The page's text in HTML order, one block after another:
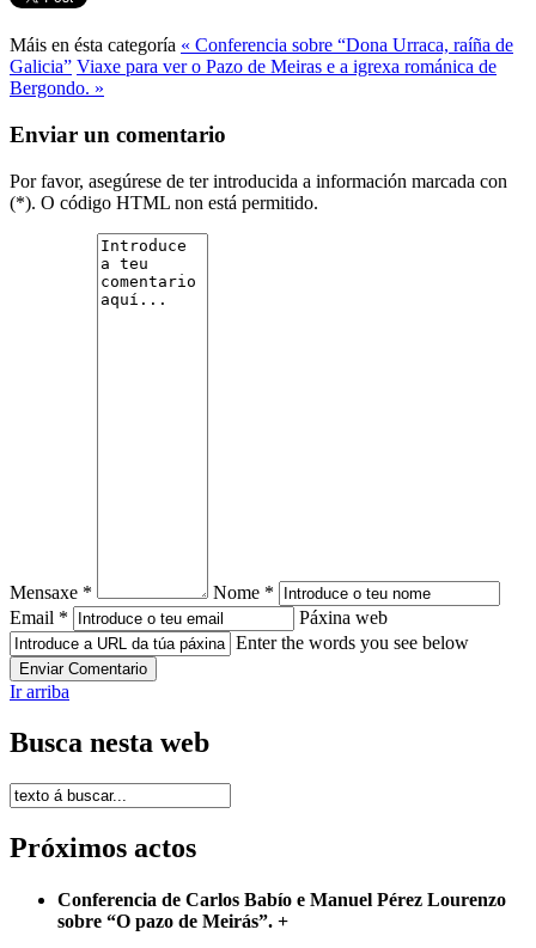
Máis en ésta categoría « Conferencia sobre “Dona Urraca, raíña de
Galicia” Viaxe para ver o Pazo de Meiras e a igrexa románica de
Bergondo. »
Enviar un comentario
Por favor, asegúrese de ter introducida a información marcada con
(*). O código HTML non está permitido.
Mensaxe *
Nome *
Email *
Páxina web
Enter the words you see below
Ir arriba
Busca nesta web
Próximos actos
Conferencia de Carlos Babío e Manuel Pérez Lourenzo
sobre “O pazo de Meirás”. +